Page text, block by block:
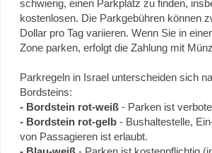
schwierig, einen Parkplatz zu finden,
kostenlosen. Die Parkgebühren können
Dollar pro Tag variieren. Wenn Sie in
Zone parken, erfolgt die Zahlung mit
Parkregeln in Israel unterscheiden sich
Bordsteins:
- Bordstein rot-weiß - Parken ist
- Bordstein rot-gelb - Bushaltestelle,
von Passagieren ist erlaubt.